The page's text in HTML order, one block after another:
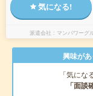
気になる!
派遣会社 マンパワーグ
興味が
「気に
「面談